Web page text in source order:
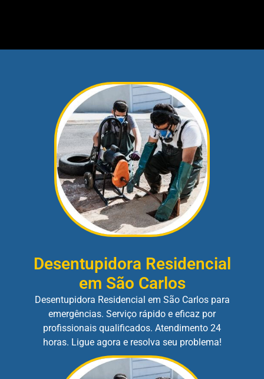
Desentupidora Residencial
em São Carlos
Desentupidora Residencial em São Carlos para
emergências. Serviço rápido e eficaz por
profissionais qualificados. Atendimento 24
horas. Ligue agora e resolva seu problema!